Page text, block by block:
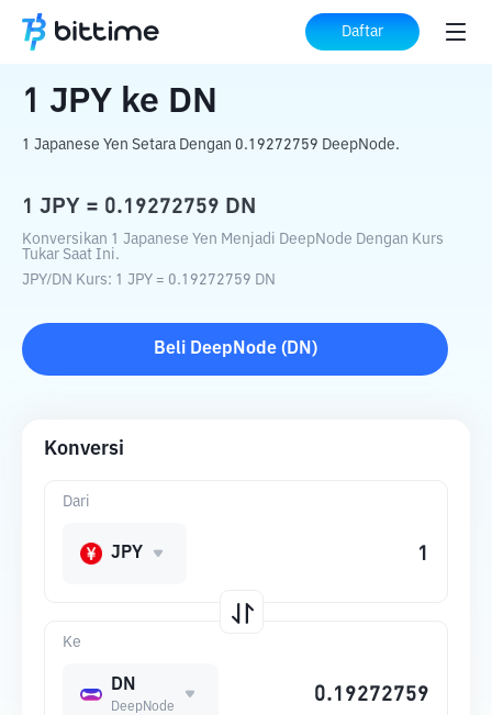
Daftar
Beranda Konverter Kripto ke DN
1 JPY ke DN
1 Japanese Yen Setara Dengan 0.19272759 DeepNode.
1 JPY = 0.19272759 DN
Konversikan 1 Japanese Yen Menjadi DeepNode Dengan Kurs
Tukar Saat Ini.
JPY/DN Kurs: 1 JPY = 0.19272759 DN
Beli DeepNode( DN )
Konversi
Ke
DN
DeepNode
Dari
JPY